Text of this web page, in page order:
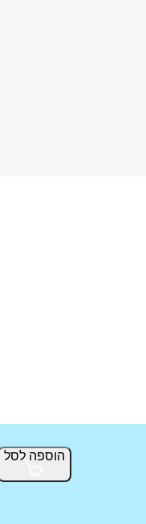
הוספה לסל